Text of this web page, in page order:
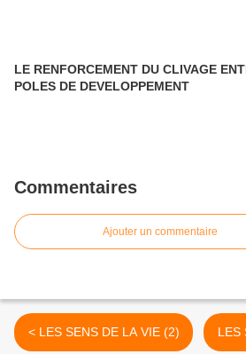
LE RENFORCEMENT DU CLIVAGE
POLES DE DEVELOPPEMENT
Commentaires
Ajouter un commentaire
< LES SENS DE LA VIE (2)